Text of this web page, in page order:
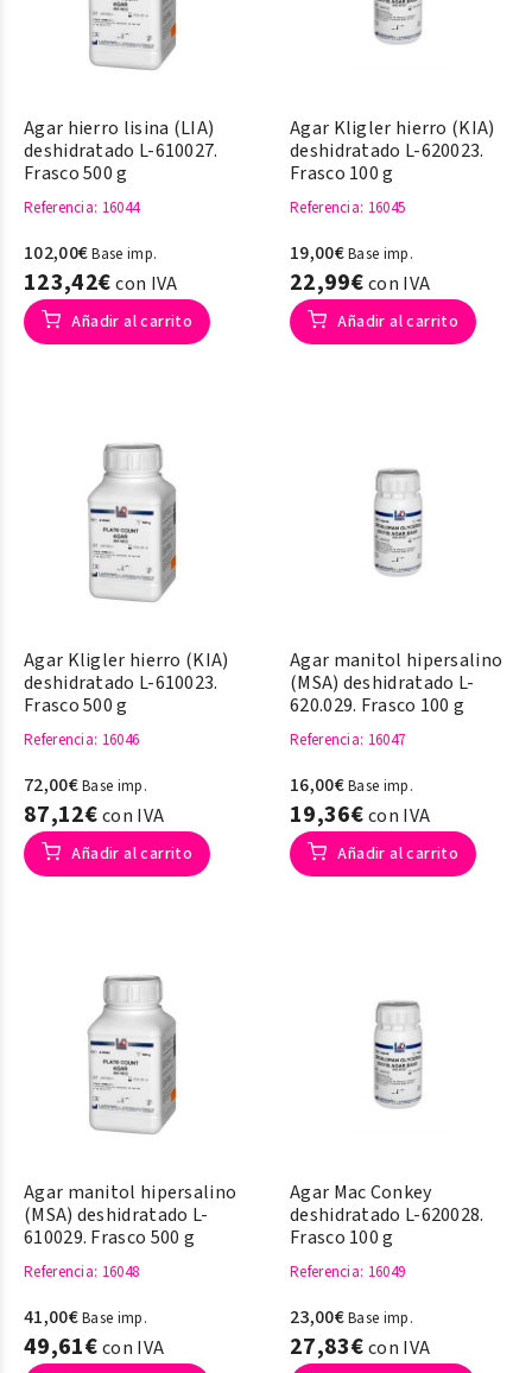
Agar hierro lisina (LIA)
deshidratado L-610027.
Frasco 500 g
Referencia: 16044
102,00€Base imp.
123,42€con IVA
Añadir al carrito
Agar Kligler hierro (KIA)
deshidratado L-620023.
Frasco 100 g
Referencia: 16045
19,00€Base imp.
22,99€con IVA
Añadir al carrito
Agar Kligler hierro (KIA)
deshidratado L-610023.
Frasco 500 g
Referencia: 16046
72,00€Base imp.
87,12€con IVA
Añadir al carrito
Agar manitol hipersalino
(MSA) deshidratado L-
620.029. Frasco 100 g
Referencia: 16047
16,00€Base imp.
19,36€con IVA
Añadir al carrito
Agar manitol hipersalino
(MSA) deshidratado L-
610029. Frasco 500 g
Referencia: 16048
41,00€Base imp.
49,61€con IVA
Agar Mac Conkey
deshidratado L-620028.
Frasco 100 g
Referencia: 16049
23,00€Base imp.
27,83€con IVA